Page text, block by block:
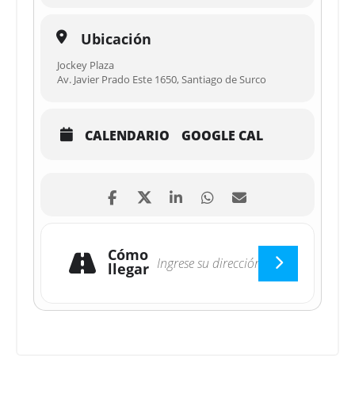
Ubicación
Jockey Plaza
Av. Javier Prado Este 1650, Santiago de Surco
CALENDARIO GOOGLE CAL
Cómo
llegar